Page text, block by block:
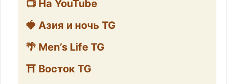
📺 На YouTube
🍓 Азия и ночь TG
🌴 Men’s Life TG
⛩️ Восток TG